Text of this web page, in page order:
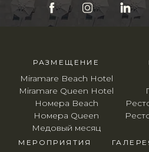
РАЗМЕЩЕНИЕ
Miramare Beach Hotel
Miramare Queen Hotel
Номера Beach
Номера Queen
Медовый месяц
МЕРОПРИЯТИЯ